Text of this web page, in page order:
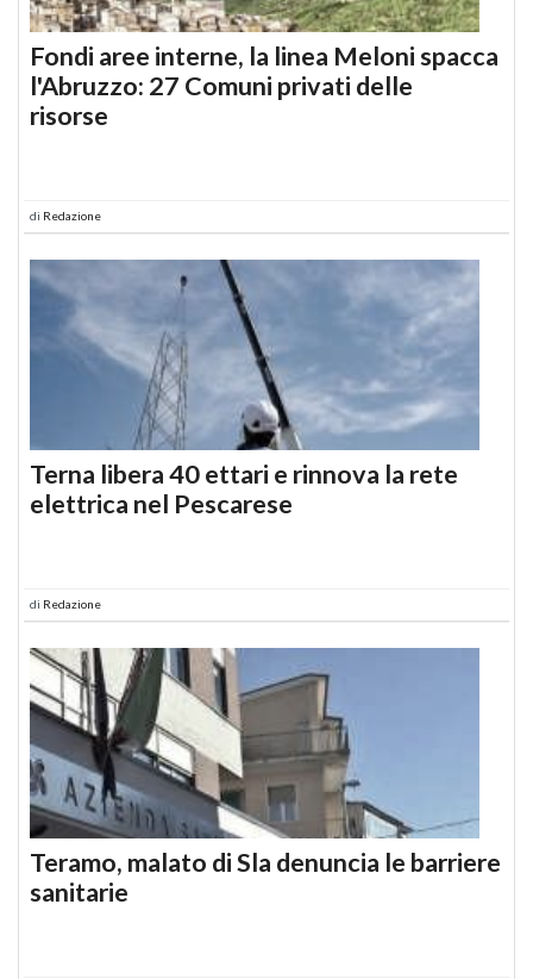
Fondi aree interne, la linea Meloni spacca
l'Abruzzo: 27 Comuni privati delle
risorse
di Redazione
Terna libera 40 ettari e rinnova la rete
elettrica nel Pescarese
di Redazione
Teramo, malato di Sla denuncia le barriere
sanitarie